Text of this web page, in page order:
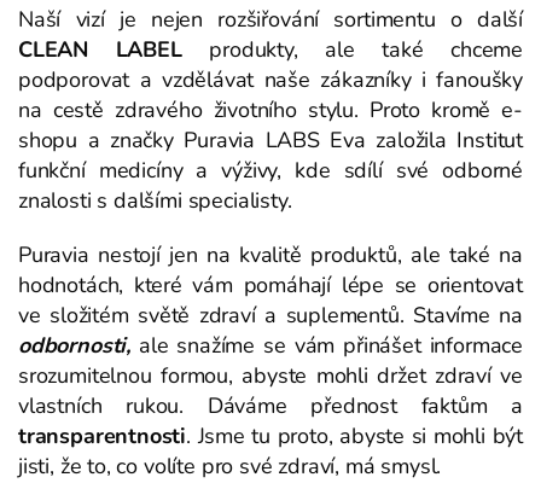
Naší vizí je nejen rozšiřování sortimentu o další
CLEAN LABELprodukty, ale také chceme
podporovat a vzdělávat naše zákazníky i fanoušky
na cestě zdravého životního stylu. Proto kromě e-
shopu a značky Puravia LABS Eva založila Institut
funkční medicíny a výživy, kde sdílí své odborné
znalosti s dalšími specialisty.
Puravia nestojí jen na kvalitě produktů, ale také na
hodnotách, které vám pomáhají lépe se orientovat
ve složitém světě zdraví a suplementů. Stavíme na
odbornosti, ale snažíme se vám přinášet informace
srozumitelnou formou, abyste mohli držet zdraví ve
vlastních rukou. Dáváme přednost faktům a
transparentnosti. Jsme tu proto, abyste si mohli být
jisti, že to, co volíte pro své zdraví, má smysl.